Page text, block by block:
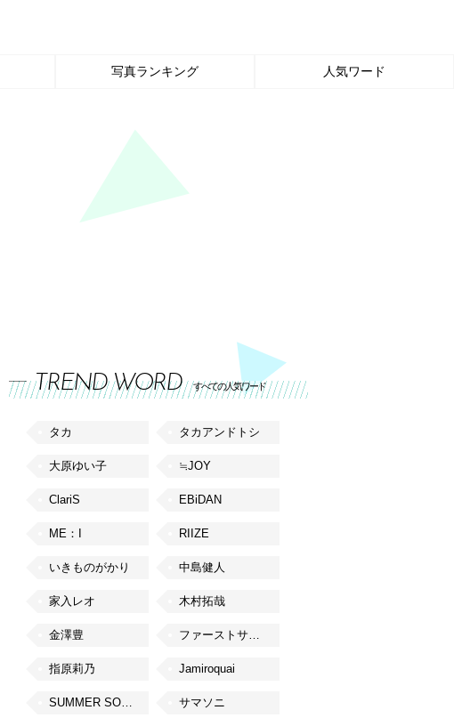
写真ランキング 人気ワード
TREND WORD すべての人気ワード
タカ タカアンドトシ
大原ゆい子 ≒JOY
ClariS EBiDAN
ME：I RIIZE
いきものがかり 中島健人
家入レオ 木村拓哉
金澤豊 ファーストサマーウイカ
指原莉乃 Jamiroquai
SUMMER SONIC サマソニ